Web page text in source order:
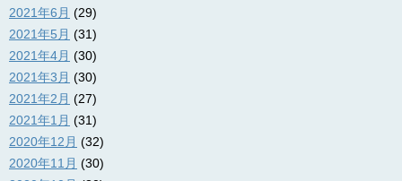
2021年6月 (29)
2021年5月 (31)
2021年4月 (30)
2021年3月 (30)
2021年2月 (27)
2021年1月 (31)
2020年12月 (32)
2020年11月 (30)